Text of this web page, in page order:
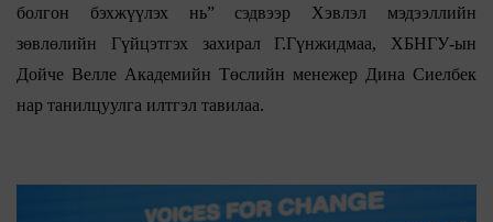
болгон бэхжүүлэх нь” сэдвээр Хэвлэл мэдээллийн
зөвлөлийн Гүйцэтгэх захирал Г.Гүнжидмаа, ХБНГУ-ын
Дойче Велле Академийн Төслийн менежер Дина Сиелбек
нар танилцуулга илтгэл тавилаа.